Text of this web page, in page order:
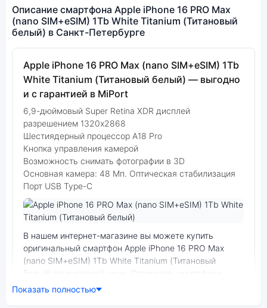
Описание смартфона Apple iPhone 16 PRO Max
(nano SIM+eSIM) 1Tb White Titanium (Титановый
белый) в Санкт-Петербурге
Apple iPhone 16 PRO Max (nano SIM+eSIM) 1Tb
White Titanium (Титановый белый) — выгодно
и с гарантией в MiPort
6,9-дюймовый Super Retina XDR дисплей
разрешением 1320x2868
Шестиядерный процессор A18 Pro
Кнопка управления камерой
Возможность снимать фотографии в 3D
Основная камера: 48 Мп. Оптическая стабилизация
Порт USB Type-C
В нашем интернет-магазине вы можете купить
оригинальный смартфон Apple iPhone 16 PRO Max
(nano SIM+eSIM) 1Tb White Titanium (Титановый
белый) по выгодной цене. Стоимость смартфона
Apple iPhone 16 PRO Max зависит от выбранной
Показать полностью